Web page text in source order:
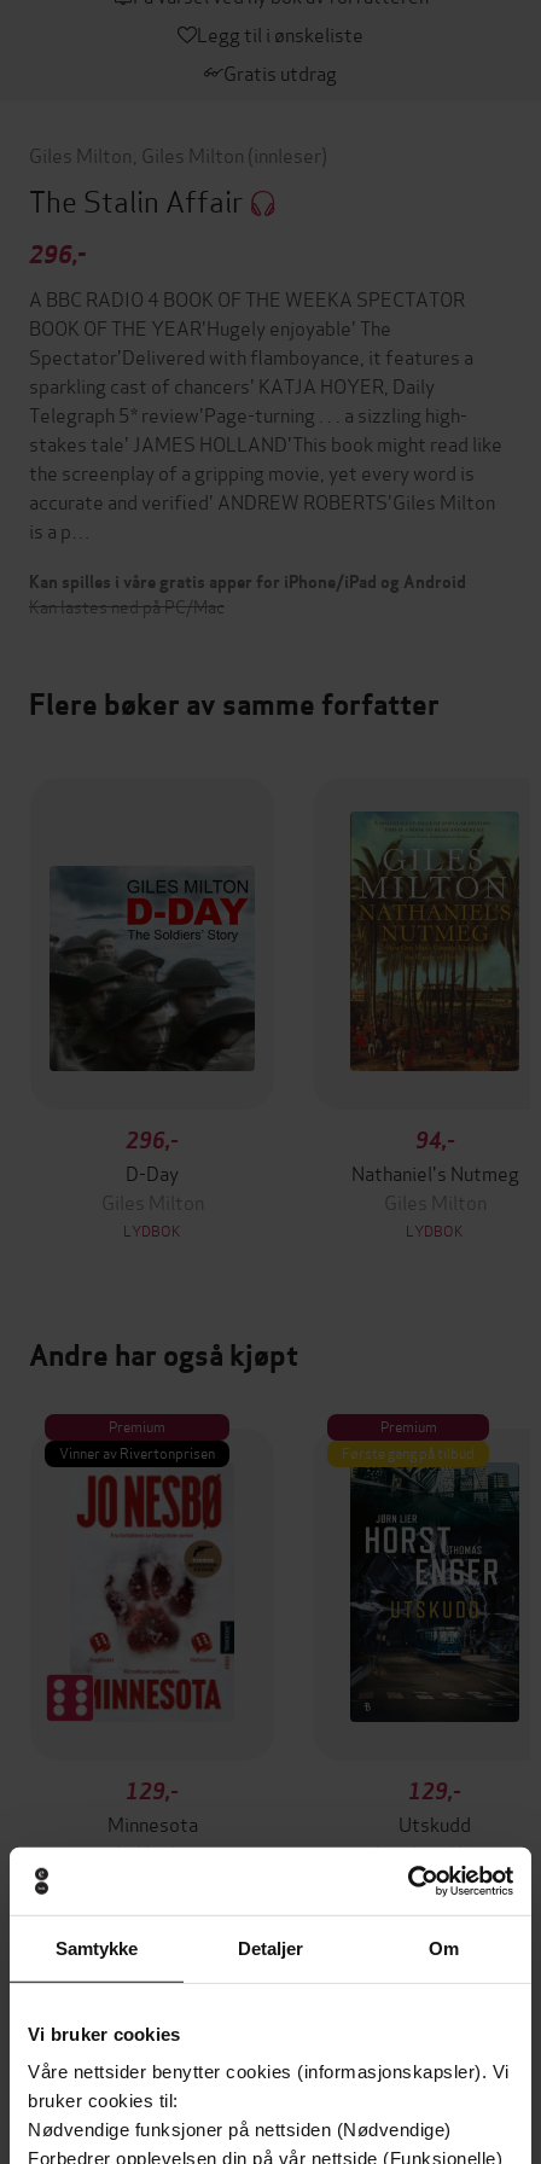
Samtykke Detaljer Om
Vi bruker cookies
Våre nettsider benytter cookies (informasjonskapsler). Vi
bruker cookies til:
Nødvendige funksjoner på nettsiden (Nødvendige)
Forbedrer opplevelsen din på vår nettside (Funksjonelle)
Legg til i ønskeliste
Gratis utdrag
Giles Milton Giles Milton (innleser)
The Stalin Affair
296,-
A BBC RADIO 4 BOOK OF THE WEEKA SPECTATOR
BOOK OF THE YEAR'Hugely enjoyable' The
Spectator'Delivered with flamboyance, it features a
sparkling cast of chancers' KATJA HOYER, Daily
Telegraph 5* review'Page-turning . . . a sizzling high-
stakes tale' JAMES HOLLAND'This book might read like
the screenplay of a gripping movie, yet every word is
accurate and verified' ANDREW ROBERTS'Giles Milton
is a p…
Kan spilles i våre gratis apper for iPhone/iPad og Android
Kan lastes ned på PC/Mac
Flere bøker av samme forfatter
296,-
D-Day
Giles Milton
LYDBOK
94,-
Nathaniel's Nutmeg
Giles Milton
LYDBOK
Andre har også kjøpt
Premium
Vinner av Rivertonprisen
129,-
Minnesota
Jo Nesbø
Premium
Første gang på tilbud
129,-
Utskudd
Jørn Lier Horst
EBOK
War
Forfattere Giles Milton (forfatter), Giles Milton
(innleser)